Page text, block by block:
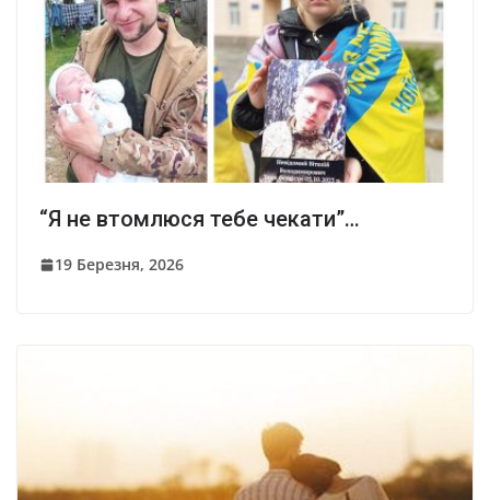
“Я не втомлюся тебе чекати”…
19 Березня, 2026